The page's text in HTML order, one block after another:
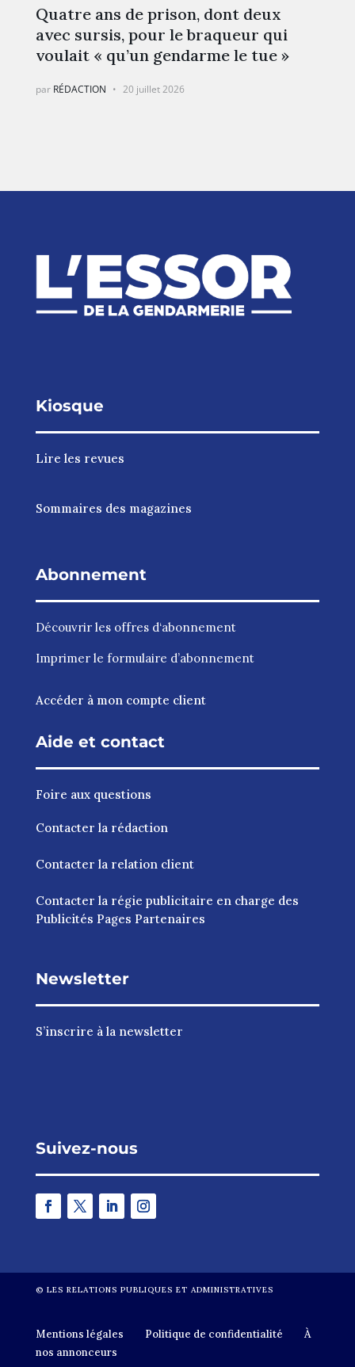
Quatre ans de prison, dont deux
avec sursis, pour le braqueur qui
voulait « qu’un gendarme le tue »
par RÉDACTION 20 juillet 2026
Kiosque
Lire les revues
Sommaires des magazines
Abonnement
Découvrir les offres d‘abonnement
Imprimer le formulaire d’abonnement
Accéder à mon compte client
Aide et contact
Foire aux questions
Contacter la rédaction
Contacter la relation client
Contacter la régie publicitaire en charge des
Publicités Pages Partenaires
Newsletter
S’inscrire à la newsletter
Suivez-nous
© LES RELATIONS PUBLIQUES ET ADMINISTRATIVES
Mentions légales Politique de confidentialité
À
nos annonceurs